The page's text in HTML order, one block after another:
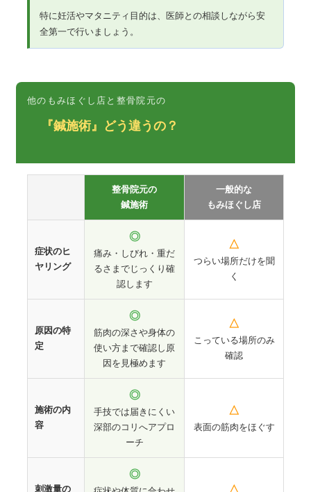
特に妊活やマタニティ目的は、医師との相談しながら安
全第一で行いましょう。
他のもみほぐし店と整骨院元の
『鍼施術』どう違うの？
整骨院元の
鍼施術
一般的な
もみほぐし店
症状のヒ
ヤリング
◎
痛み・しびれ・重だ
るさまでじっくり確
認します
△
つらい場所だけを聞
く
原因の特
定
◎
筋肉の深さや身体の
使い方まで確認し原
因を見極めます
△
こっている場所のみ
確認
施術の内
容
◎
手技では届きにくい
深部のコリへアプロ
ーチ
△
表面の筋肉をほぐす
刺激量の
◎